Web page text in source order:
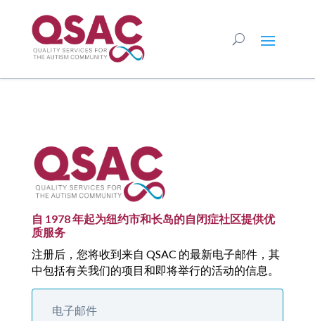
自 1978 年起为纽约市和长岛的自闭症社区提供优
质服务
注册后，您将收到来自 QSAC 的最新电子邮件，其
中包括有关我们的项目和即将举行的活动的信息。